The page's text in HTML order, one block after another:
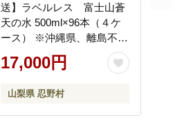
送】ラベルレス 富士山蒼
天の水 500ml×96本（４ケ
ース） ※沖縄県、離島不可
天然水 ミネラルウォーター
水 ソフトドリンク 飲料水
蓄 キャンプ アウトドア 水
ペットボトル 500ml 軟水
17,000円
山梨県 忍野村